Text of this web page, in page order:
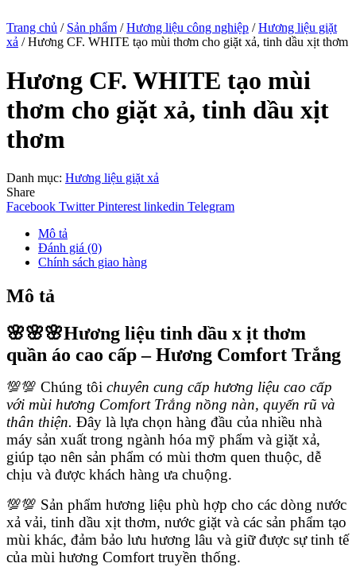
Trang chủ / Sản phẩm /Hương liệu công nghiệp /Hương liệu giặt
xả / Hương CF. WHITE tạo mùi thơm cho giặt xả, tinh dầu xịt thơm
Hương CF. WHITE tạo mùi
thơm cho giặt xả, tinh dầu xịt
thơm
Danh mục: Hương liệu giặt xả
Share
Facebook Twitter Pinterest linkedin Telegram
Mô tả
Đánh giá (0)
Chính sách giao hàng
Mô tả
🌸🌸🌸Hương liệu tinh dầu x ịt thơm
quần áo cao cấp – Hương Comfort Trắng
💯💯 Chúng tôi chuyên cung cấp hương liệu cao cấp
với mùi hương Comfort Trắng nồng nàn, quyến rũ và
thân thiện. Đây là lựa chọn hàng đầu của nhiều nhà
máy sản xuất trong ngành hóa mỹ phẩm và giặt xả,
giúp tạo nên sản phẩm có mùi thơm quen thuộc, dễ
chịu và được khách hàng ưa chuộng.
💯💯 Sản phẩm hương liệu phù hợp cho các dòng nước
xả vải, tinh dầu xịt thơm, nước giặt và các sản phẩm tạo
mùi khác, đảm bảo lưu hương lâu và giữ được sự tinh tế
của mùi hương Comfort truyền thống.